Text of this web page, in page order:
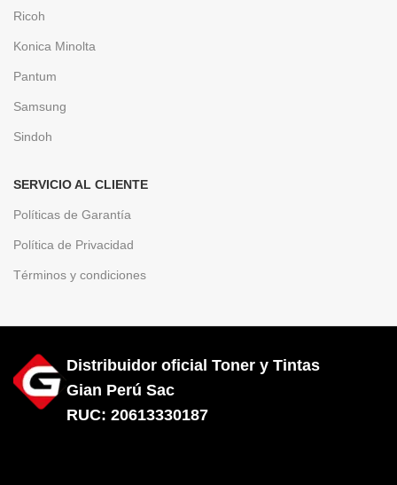
Ricoh
Konica Minolta
Pantum
Samsung
Sindoh
SERVICIO AL CLIENTE
Políticas de Garantía
Política de Privacidad
Términos y condiciones
Distribuidor oficial Toner y Tintas
Gian Perú Sac
RUC: 20613330187